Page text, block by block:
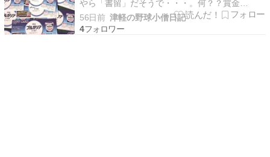
やら「書留」だそうで・・・。何？？賞金
か？・・・とかなり期待しながら開けてみるとヨ
ーグルト券どっさり。腸内環境を整えるのは非常
に嬉しいですなあ。ちなみに「TOKYO FM」様
56日前 津軽の野球小僧日記
4